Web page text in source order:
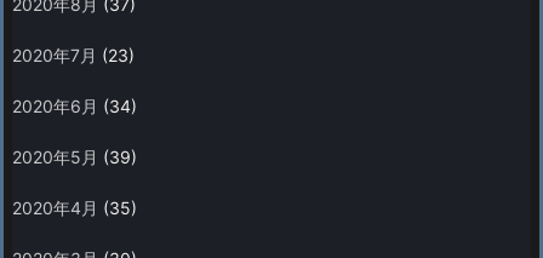
2020年8月 (37)
2020年7月 (23)
2020年6月 (34)
2020年5月 (39)
2020年4月 (35)